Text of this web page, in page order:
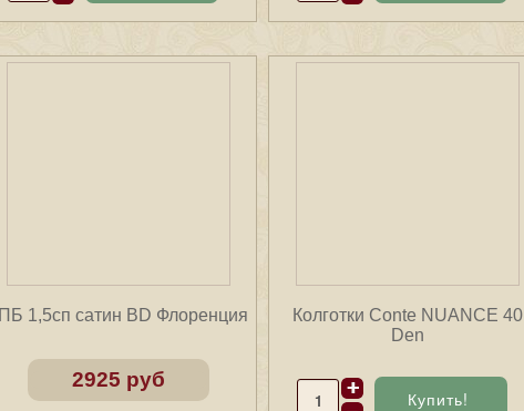
1,5сп сатин BD Флоренция
2925 руб
Колготки Conte NUANCE 40
Den